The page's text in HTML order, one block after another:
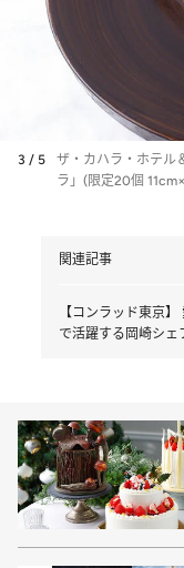
3 / 5
ザ・カハラ・ホテル
ラ」(限定20個
関連記事
【コンラッド東京
で活躍する岡崎シェ